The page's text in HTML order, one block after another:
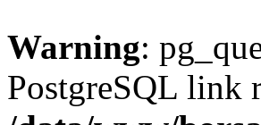
Warning:
PostgreSQL link